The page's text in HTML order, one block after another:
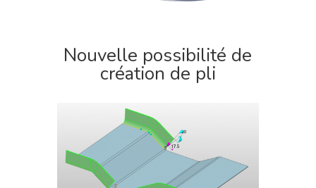
Nouvelle possibilité de
création de pli